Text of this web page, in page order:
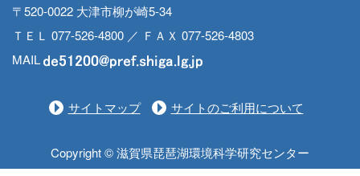
〒520-0022 大津市柳が崎5-34
ＴＥＬ 077-526-4800 ／ ＦＡＸ 077-526-4803
MAIL
サイトマップ サイトのご利用について
Copyright © 滋賀県琵琶湖環境科学研究センター